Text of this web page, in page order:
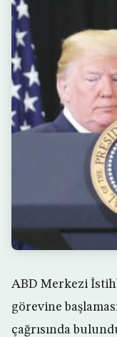
ABD Merkezi
görevine
çağrısında